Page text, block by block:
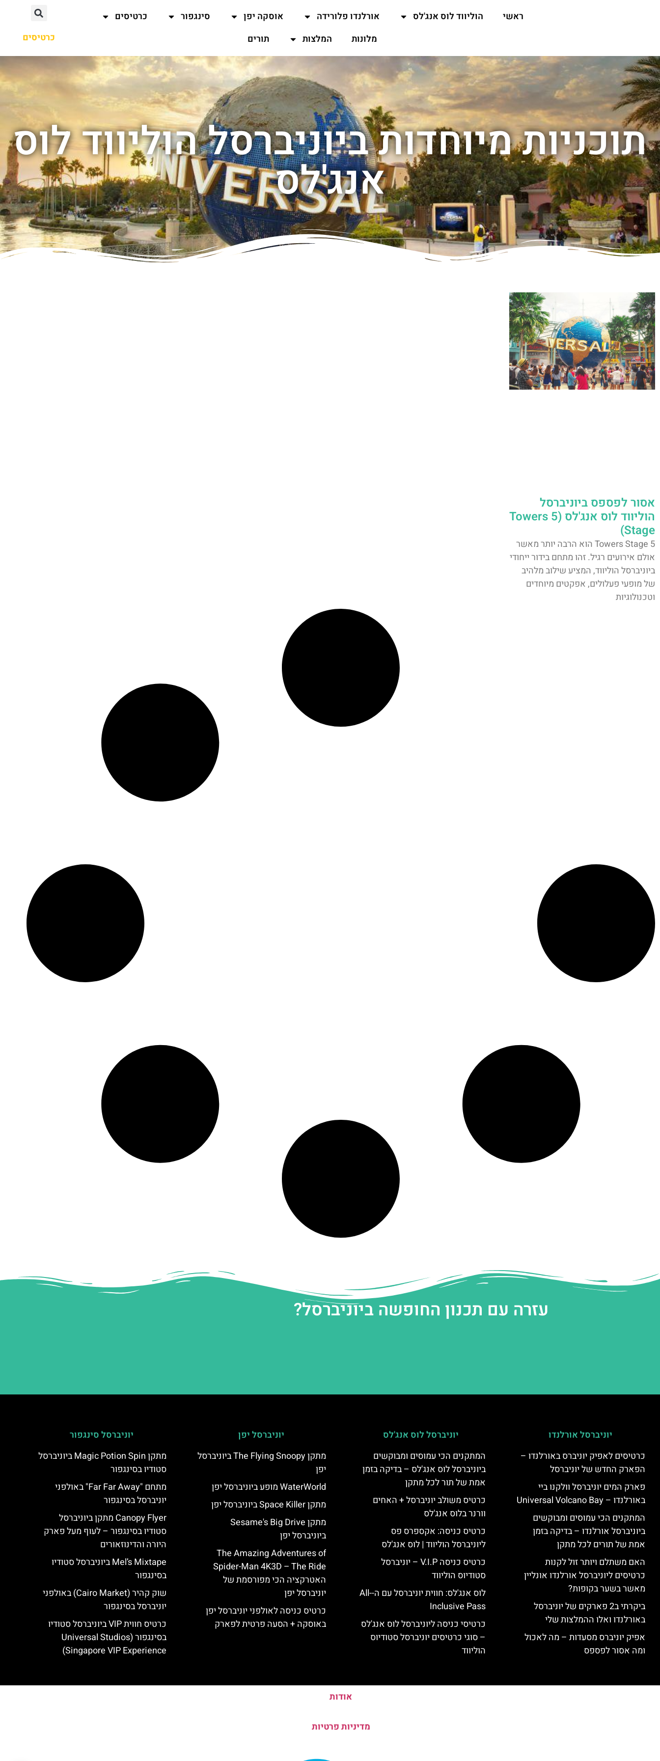
ראשי הוליווד לוס אנג'לס אורלנדו פלורידה אוסקה יפן סינגפור
כרטיסים
מלונות
המלצות תורים כרטיסים
תוכניות מיוחדות ביוניברסל הוליווד לוס
אנג'לס
אסור לפספס ביוניברסל
הוליווד לוס אנג'לס (5 Towers
Stage)
5 Towers Stage הוא הרבה יותר מאשר
אולם אירועים רגיל. זהו מתחם בידור ייחודי
ביוניברסל הוליווד, המציע שילוב מלהיב
של מופעי פעלולים, אפקטים מיוחדים
וטכנולוגיות
עזרה עם תכנון החופשה ביוניברסל?
יוניברסל אורלנדו
כרטיסים לאפיק יוניברס באורלנדו –
הפארק החדש של יוניברסל
פארק המים יוניברסל וולקנו ביי
באורלנדו – Universal Volcano Bay
המתקנים הכי עמוסים ומבוקשים
ביוניברסל אורלנדו – בדיקה בזמן
אמת של תורים לכל מתקן
האם משתלם ויותר זול לקנות
כרטיסים ליוניברסל אורלנדו אונליין
מאשר בשער בקופות?
ביקרתי ב2 פארקים של יוניברסל
באורלנדו ואלו ההמלצות שלי
אפיק יוניברס מסעדות – מה לאכול
ומה אסור לפספס
יוניברסל לוס אנג'לס
המתקנים הכי עמוסים ומבוקשים
ביוניברסל לוס אנג'לס – בדיקה בזמן
אמת של תור לכל מתקן
כרטיס משולב יוניברסל + האחים
וורנר בלוס אנג'לס
כרטיס כניסה: אקספרס פס
ליוניברסל הוליווד | לוס אנג'לס
כרטיס כניסה V.I.P – יוניברסל
סטודיוס הוליווד
לוס אנג'לס: חווית יוניברסל עם ה-All-
Inclusive Pass
כרטיסי כניסה ליוניברסל לוס אנג'לס
– סוגי כרטיסים יוניברסל סטודיוס
הוליווד
יוניברסל יפן
מתקן The Flying Snoopy ביוניברסל
יפן
WaterWorld מופע ביוניברסל יפן
מתקן Space Killer ביוניברסל יפן
מתקן Sesame's Big Drive
ביוניברסל יפן
The Amazing Adventures of
Spider-Man 4K3D – The Ride
האטרקציה הכי מפורסמת של
יוניברסל יפן
כרטיס כניסה לאולפני יוניברסל יפן
באוסקה + הסעה פרטית לפארק
יוניברסל סינגפור
מתקן Magic Potion Spin ביוניברסל
סטודיו בסינגפור
מתחם "Far Far Away" באולפני
יוניברסל בסינגפור
Canopy Flyer מתקן ביוניברסל
סטודיו בסינגפור – לעוף מעל פארק
היורה והדינוזאורים
Mel’s Mixtape ביוניברסל סטודיו
בסינגפור
שוק קהיר (Cairo Market) באולפני
יוניברסל בסינגפור
כרטיס חווית VIP ביוניברסל סטודיו
בסינגפור (Universal Studios
Singapore VIP Experience)
אודות
מדיניות פרטיות